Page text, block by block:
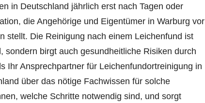
in Deutschland jährlich erst nach Tagen oder
die Angehörige und Eigentümer in Warburg vor
stellt. Die Reinigung nach einem Leichenfund ist
sondern birgt auch gesundheitliche Risiken durch
Ihr Ansprechpartner für Leichenfundortreinigung in
über das nötige Fachwissen für solche
welche Schritte notwendig sind, und sorgt